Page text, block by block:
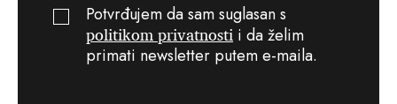
Potvrđujem da sam suglasan s
politikom privatnosti i da želim
primati newsletter putem e-maila.